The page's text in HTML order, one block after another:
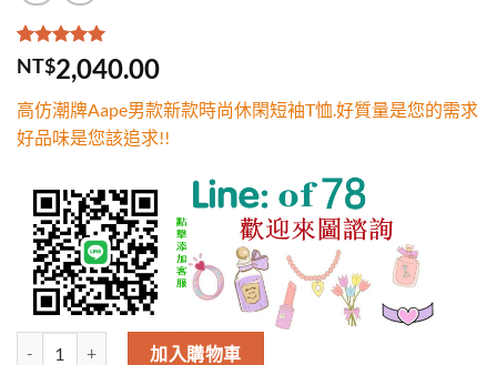
評分5.00 /
5，已有
1
位
分
NT$2,040.00
高仿潮牌Aape男款新款時尚休閑短袖T恤.好質量是您的需求
好品味是您該追求!!
高仿潮牌Aape男款新款時尚休閑短袖T恤.好質量是您的需求好品味是
加入購物車